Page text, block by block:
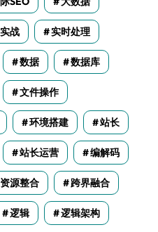
实战 实时处理
数据 数据库
文件操作
环境搭建 站长
站长运营 编解码
资源整合 跨界融合
逻辑 逻辑架构